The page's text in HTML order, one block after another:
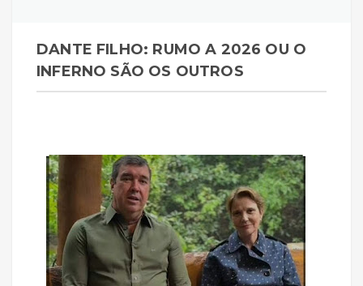
DANTE FILHO: RUMO A 2026 OU O
INFERNO SÃO OS OUTROS